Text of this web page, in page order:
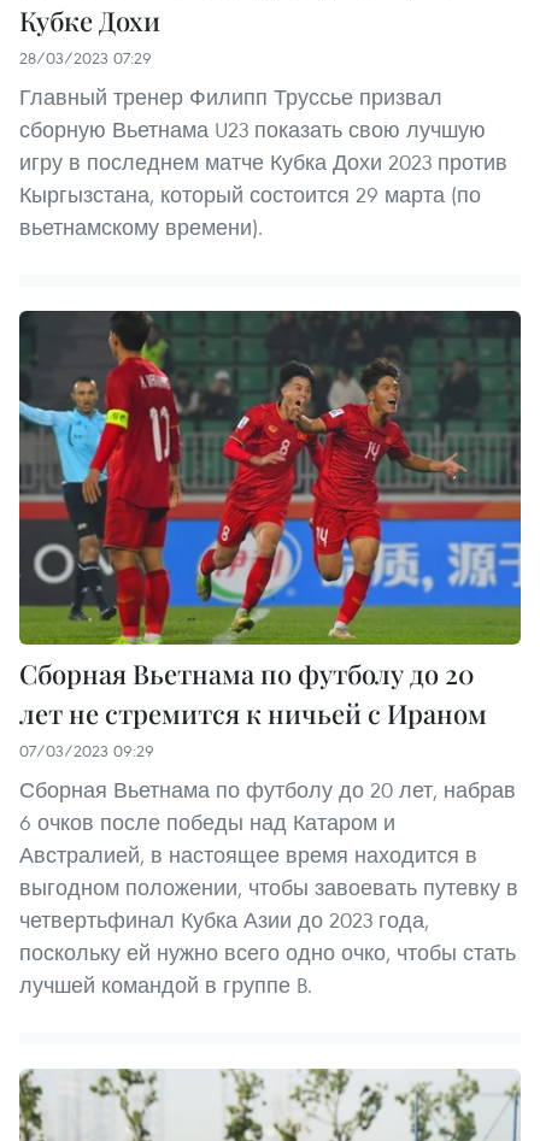
Кубке Дохи
28/03/2023 07:29
Главный тренер Филипп Труссье призвал
сборную Вьетнама U23 показать свою лучшую
игру в последнем матче Кубка Дохи 2023 против
Кыргызстана, который состоится 29 марта (по
вьетнамскому времени).
Сборная Вьетнама по футболу до 20
лет не стремится к ничьей с Ираном
07/03/2023 09:29
Сборная Вьетнама по футболу до 20 лет, набрав
6 очков после победы над Катаром и
Австралией, в настоящее время находится в
выгодном положении, чтобы завоевать путевку в
четвертьфинал Кубка Азии до 2023 года,
поскольку ей нужно всего одно очко, чтобы стать
лучшей командой в группе B.